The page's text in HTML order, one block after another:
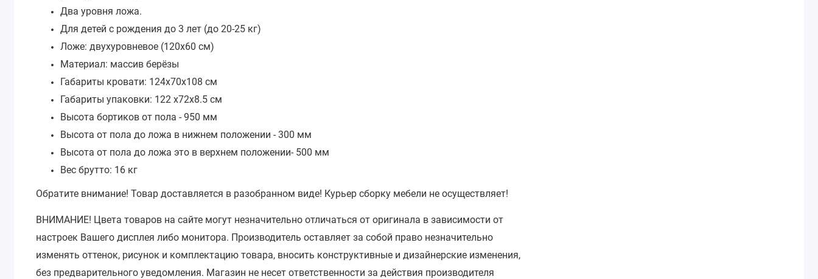
Два уровня ложа.
Для детей с рождения до 3 лет (до 20-25 кг)
Ложе: двухуровневое (120х60 см)
Материал: массив берёзы
Габариты кровати: 124х70х108 см
Габариты упаковки: 122 х72х8.5 см
Высота бортиков от пола - 950 мм
Высота от пола до ложа в нижнем положении - 300 мм
Высота от пола до ложа это в верхнем положении- 500 мм
Вес брутто: 16 кг
Обратите внимание!Товар доставляется в разобранном виде! Курьер сборку мебели не осуществляет!
ВНИМАНИЕ! Цвета товаров на сайте могут незначительно отличаться от оригинала в зависимости от
настроек Вашего дисплея либо монитора. Производитель оставляет за собой право незначительно
изменять оттенок, рисунок и комплектацию товара, вносить конструктивные и дизайнерские изменения,
без предварительного уведомления. Магазин не несет ответственности за действия производителя